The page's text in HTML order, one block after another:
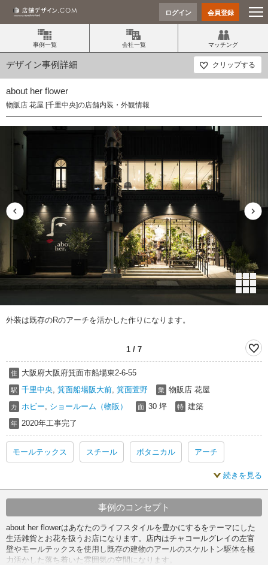
ログイン 会員登録
事例一覧 会社一覧 マッチング
デザイン事例詳細 クリップする
about her flower
物販店 花屋 [千里中央]の店舗内装・外観情報
外装は既存のRのアーチを活かした作りになります。
1 / 7
住 大阪府大阪府箕面市船場東2-6-55
駅 千里中央 箕面船場阪大前 箕面萱野 業 物販店 花屋
カ ホビー ショールーム（物販） 面 30 坪 特 建築
年 2020年工事完了
モールテックス スチール ボタニカル アーチ
続きを見る
事例のコンセプト
about her flowerはあなたのライフスタイルを豊かにするをテーマにした
生活雑貨とお花を扱うお店になります。店内はチャコールグレイの左官
壁やモールテックスを使用し既存の建物のアールのスケルトン駆体を極
力活かした落ち着いた雰囲気の空間になります。